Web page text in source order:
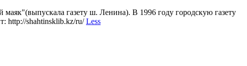
маяк"(выпускала газету ш. Ленина). В 1996 году городскую газету
http://shahtinsklib.kz/ru/Less